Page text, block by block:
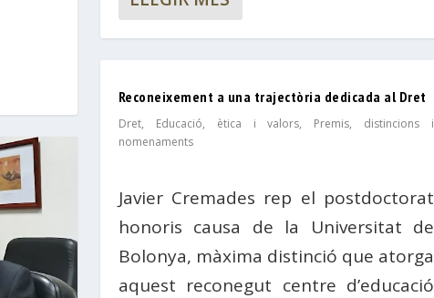
Reconeixement a una trajectòria dedicada al Dret
Dret, Educació, ètica i valors, Premis, distincions i
nomenaments
Javier Cremades rep el postdoctorat
honoris causa de la Universitat de
Bolonya, màxima distinció que atorga
aquest reconegut centre d’educació